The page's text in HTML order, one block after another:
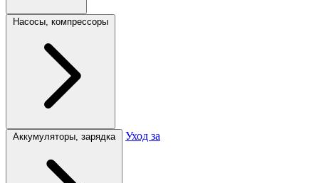
Насосы, компрессоры
Аккумуляторы, зарядка Уход за